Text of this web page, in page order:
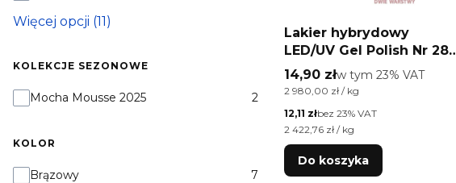
Więcej opcji (11)
KOLEKCJE SEZONOWE
KOLEKCJE SEZONOWE
Mocha Mousse 2025 2
KOLOR
KOLOR
Brązowy 7
Lakier hybrydowy
LED/UV Gel Polish Nr 285
Cat Eye Limited Edition
AlleLac 5g
Cena brutto
14,90 złw tym %s VAT
w tym 23% VAT
Cena jednostkowa brutto
2 980,00 zł / kg
Cena netto
12,11 złbez 23% VAT
Cena jednostkowa netto
2 422,76 zł / kg
Do koszyka